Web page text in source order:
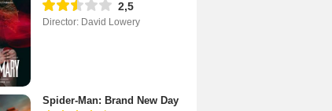
2,5
Director: David Lowery
Spider-Man: Brand New Day